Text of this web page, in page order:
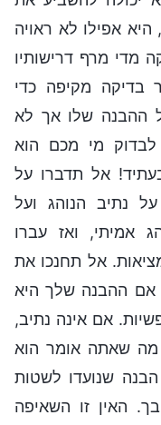
היא אפילו לא ראויה
מדי מרף דרישותיו
בדיקה מקיפה כדי
ההבנה שלו אך לא
לבדוק מי מכם הוא
אל תדברו על
נתיב הנוהג ועל
אמיתי, ואז עברו
אל תחנכו את
אם ההבנה שלך היא
אם אינה נתיב,
מה שאתה אומר הוא
שנועדו לשטות
האין זו השאיפה